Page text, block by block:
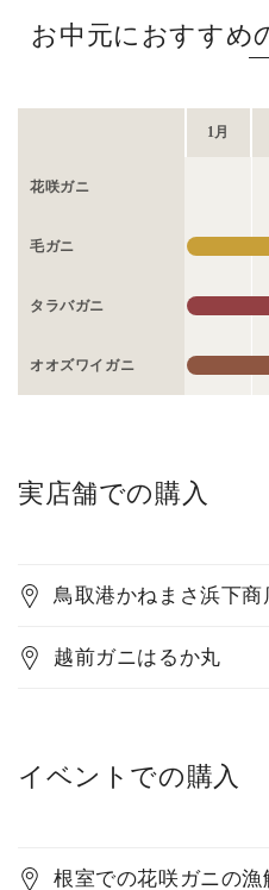
お中元におすすめ
1月
花咲ガニ
毛ガニ
タラバガニ
オオズワイガニ
実店舗での購入
鳥取港かねまさ浜下商
越前ガニはるか丸
イベントでの購入
根室での花咲ガニの漁